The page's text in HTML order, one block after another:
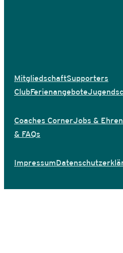
MitgliedschaftSupporters
ClubFerienangebote
Coaches CornerJobs &
& FAQs
Impressum